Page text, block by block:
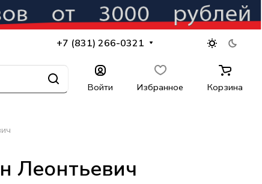
+7 (831) 266-0321
Войти Избранное Корзина
Леонтьевич